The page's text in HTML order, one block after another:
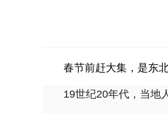
春节前赶大集，是东
19世纪20年代，当地